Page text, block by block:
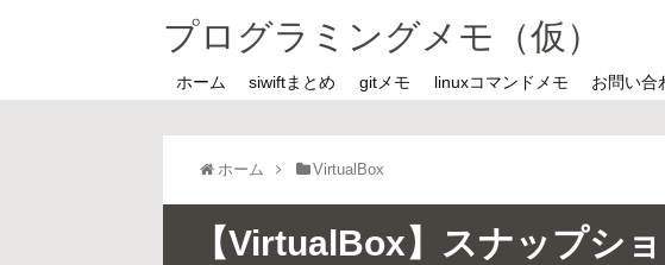
プログラミングメモ（仮）
ホーム siwiftまとめ gitメモ linuxコマンドメモ お問い合
ホーム VirtualBox
【VirtualBox】スナップシ